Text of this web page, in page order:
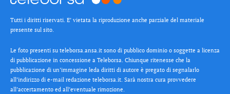
Tutti i diritti riservati. E’ vietata la riproduzione anche parziale del materiale
presente sul sito.
Le foto presenti su teleborsa.ansa.it sono di pubblico dominio o soggette a licenza
di pubblicazione in concessione a Teleborsa. Chiunque ritenesse che la
pubblicazione di un’immagine leda diritti di autore è pregato di segnalarlo
all’indirizzo di e-mail redazione teleborsa.it. Sarà nostra cura provvedere
all’accertamento ed all’eventuale rimozione.